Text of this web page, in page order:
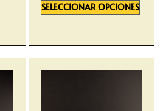
SELECCIONAR OPCIONES